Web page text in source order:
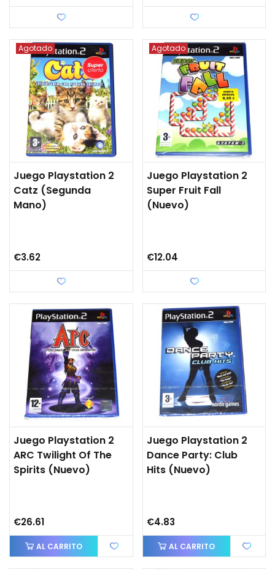
Agotado
Juego Playstation 2
Catz (segunda
Mano)
€3.62
Agotado
Juego Playstation 2
Super Fruit Fall
(Nuevo)
€12.04
Juego Playstation 2
ARC Twilight Of The
Spirits (Nuevo)
€26.61
AL CARRITO
Juego Playstation 2
Dance Party: Club
Hits (Nuevo)
€4.83
AL CARRITO